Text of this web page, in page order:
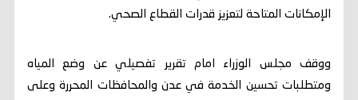
الإمكانات المتاحة لتعزيز قدرات القطاع الصحي.
ووقف مجلس الوزراء امام تقرير تفصيلي عن وضع المياه
ومتطلبات تحسين الخدمة في عدن والمحافظات المحررة وعلى